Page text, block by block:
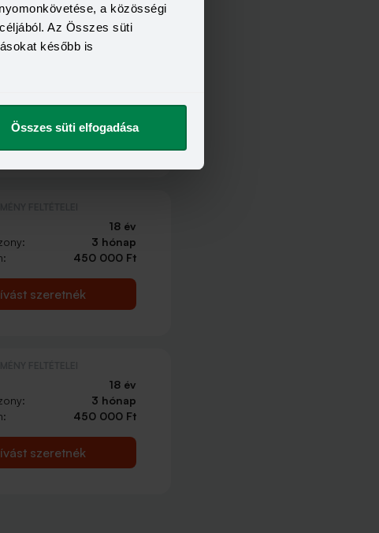
a közösségi
Az Összes süti
később is
Összes süti elfogadása
FELTÉTELEI
szeretnék
18 év
3 hónap
450 000 Ft
szeretnék
18 év
3 hónap
450 000 Ft
szeretnék